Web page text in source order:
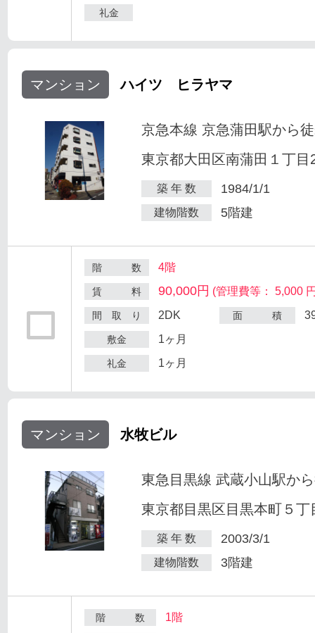
礼金
マンション ハイツ ヒラヤマ
京急本線 京急蒲田駅から
東京都大田区南蒲田１丁目
築 年 数 1984/1/1
建物階数 5階建
階 数 4階
賃 料 90,000円 (管理費等： 5,000
間 取 り 2DK 面 積
敷金 1ヶ月
礼金 1ヶ月
マンション 水牧ビル
東急目黒線 武蔵小山駅か
東京都目黒区目黒本町５丁
築 年 数 2003/3/1
建物階数 3階建
階 数 1階